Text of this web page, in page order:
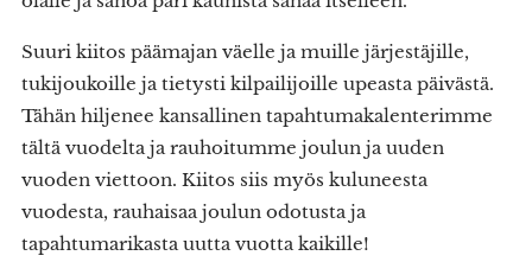
Suuri kiitos päämajan väelle ja muille järjestäjille,
tukijoukoille ja tietysti kilpailijoille upeasta päivästä.
Tähän hiljenee kansallinen tapahtumakalenterimme
tältä vuodelta ja rauhoitumme joulun ja uuden
vuoden viettoon. Kiitos siis myös kuluneesta
vuodesta, rauhaisaa joulun odotusta ja
tapahtumarikasta uutta vuotta kaikille!